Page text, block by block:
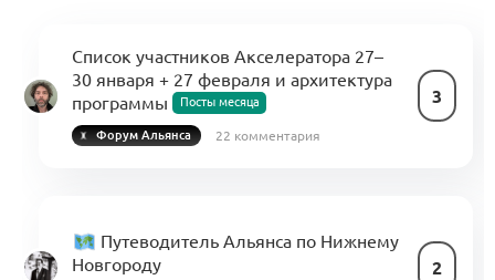
Список участников Акселератора 27–
30 января + 27 февраля и архитектура
программы
Посты месяца 3
Форум Альянса 22 комментария
Путеводитель Альянса по Нижнему
Новгороду
2